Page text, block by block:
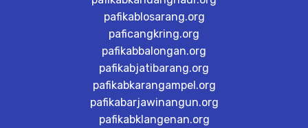
pafikablosarang.org
paficangkring.org
pafikabbalongan.org
pafikabjatibarang.org
pafikabkarangampel.org
pafikabarjawinangun.org
pafikabklangenan.org